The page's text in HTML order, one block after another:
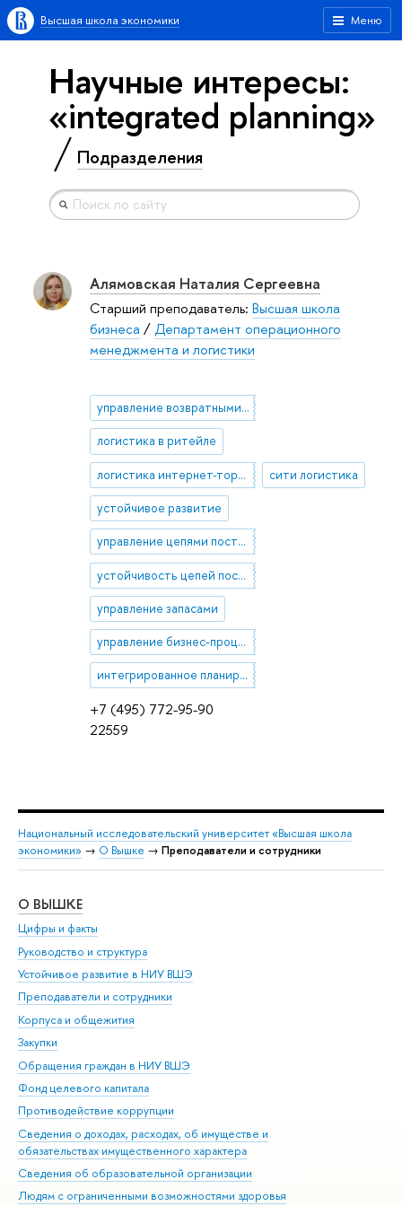
Меню
Высшая школа экономики
Научные интересы:
«integrated planning»
Подразделения
+7 (495) 772-95-90
22559
Алямовская Наталия Сергеевна
Старший преподаватель: Высшая школа
бизнеса /Департамент операционного
менеджмента и логистики
управление возвратными потоками
логистика в ритейле
логистика интернет-торговли сити логистика
устойчивое развитие
управление цепями поставок
устойчивость цепей поставок
управление запасами
управление бизнес-процессами
интегрированное планирование
Национальный исследовательский университет «Высшая школа
экономики» → О Вышке → Преподаватели и сотрудники
О ВЫШКЕ
Цифры и факты
Руководство и структура
Устойчивое развитие в НИУ ВШЭ
Преподаватели и сотрудники
Корпуса и общежития
Закупки
Обращения граждан в НИУ ВШЭ
Фонд целевого капитала
Противодействие коррупции
Сведения о доходах, расходах, об имуществе и
обязательствах имущественного характера
Сведения об образовательной организации
Людям с ограниченными возможностями здоровья